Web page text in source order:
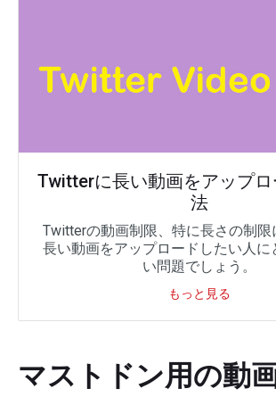
Twitterに長い動画をアップ
法
Twitterの動画制限、特に長さの制限
長い動画をアップロードしたい人に
い問題でしょう。
もっと見る
マストドン用の動